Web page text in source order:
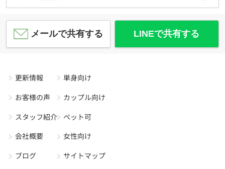
メールで共有する LINEで共有する
更新情報
お客様の声
スタッフ紹介
会社概要
ブログ
単身向け
カップル向け
ペット可
女性向け
サイトマップ